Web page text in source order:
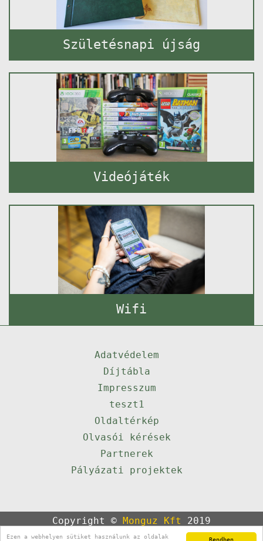
Rendben
Ezen a webhelyen sütiket használunk az oldalak
Születésnapi újság
Videójáték
Wifi
Adatvédelem
Díjtábla
Impresszum
teszt1
Oldaltérkép
Olvasói kérések
Partnerek
Pályázati projektek
Copyright © Monguz Kft
2019
Powered byQulto